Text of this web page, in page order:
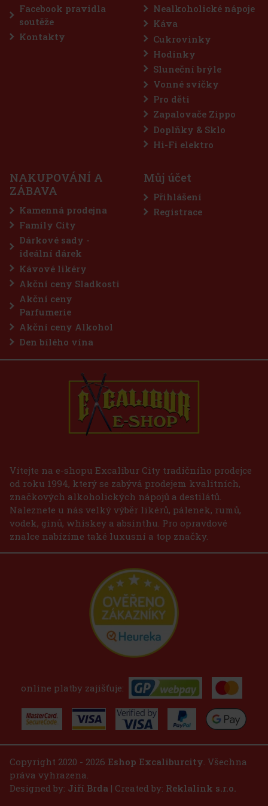
Akce
jsou bezcukrové žvýkačky určené pro
maximálně intenzivní mentolové
kombinace chladivých mentolových tónů přináší
a dlouhotrvající svěží dech. Praktická dóza
57 Kč
Facebook pravidla
soutěže
Kontakty
Nealkoholické nápoje
Káva
Cukrovinky
Hodinky
Sluneční brýle
Vonné svíčky
Pro děti
Zapalovače Zippo
Doplňky & Sklo
Hi-Fi elektro
NAKUPOVÁNÍ A
ZÁBAVA
Kamenná prodejna
Family City
Dárkové sady -
ideální dárek
Kávové likéry
Akční ceny Sladkosti
Akční ceny
Parfumerie
Akční ceny Alkohol
Den bílého vína
Můj účet
Přihlášení
Registrace
Vítejte na e-shopu Excalibur City tradičního prodejce
od roku 1994, který se zabývá prodejem kvalitních,
značkových alkoholických nápojů a destilátů.
Naleznete u nás velký výběr likérů, pálenek, rumů,
vodek, ginů, whiskey a absinthu. Pro opravdové
znalce nabízíme také luxusní a top značky.
online platby zajišťuje:
Copyright 2020 - 2026 Eshop Excaliburcity . Všechna
práva vyhrazena.
Designed by: Jiří Brda | Created by: Reklalink s.r.o.